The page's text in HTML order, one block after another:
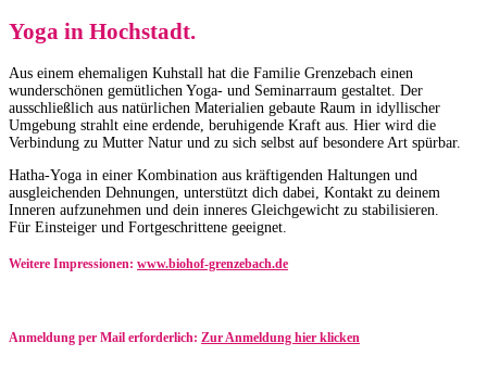
Yoga in Hochstadt.
Aus einem ehemaligen Kuhstall hat die Familie Grenzebach einen
wunderschönen gemütlichen Yoga- und Seminarraum gestaltet. Der
ausschließlich aus natürlichen Materialien gebaute Raum in idyllischer
Umgebung strahlt eine erdende, beruhigende Kraft aus. Hier wird die
Verbindung zu Mutter Natur und zu sich selbst auf besondere Art spürbar.
Hatha-Yoga in einer Kombination aus kräftigenden Haltungen und
ausgleichenden Dehnungen, unterstützt dich dabei, Kontakt zu deinem
Inneren aufzunehmen und dein inneres Gleichgewicht zu stabilisieren.
Für Einsteiger und Fortgeschrittene geeignet.
Weitere Impressionen: www.biohof-grenzebach.de
Anmeldung per Mail erforderlich: Zur Anmeldung hier klicken